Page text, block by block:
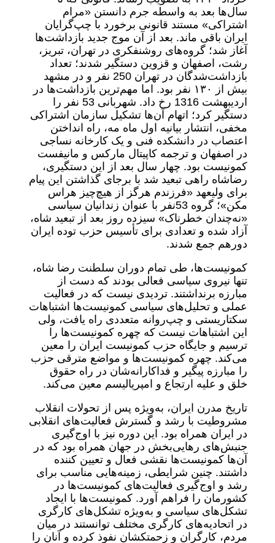
سال‌ها بعد به واسطه جرم دانستن «مرام
اشتراکی» مستند قانونی برخورد با چپ‌گرایان
ایران باقی ماند. بعد از آن موج جدید بازداشت‌ها
آغاز شد؛ گروه‌های روشنفکری در تهران، تبریز،
رشت، اصفهان و قزوین دستگیر شدند؛ تعداد
بازداشت‌شدگان در تهران 250 نفر و در مشهد
بیش از ۱۳۰ نفر بود. اما مهم‌ترین بازداشت‌ها در
اردیبهشت 1316 رخ داد. شهربانی 53 نفر را
دستگیر کرد؛ اتهام آن‌ها تشکیل سازمان اشتراکی
مخفی، انتشار بیانیه اول ماه مه، راه انداختن
اعتصاب در دانشکده فنی و یک کارخانه نساجی
در اصفهان و ترجمه کاپیتال مارکس و مانیفست
کمونیست بود. چهار سال بعد از این دستگیری،
رضاشاه راهی تبعید شد با برجای گذاشتن این پیام
برای ولیعهد «فرزندم هرگز از هیچ‌چیز هراس
مکن»؛ گروه 53‌نفر با عنوان زندانیان سیاسی
«نه‌چندان خطرناک» سیزده روز بعد از تبعید شاه،
آزاد شده و تعدادی برای تأسیس حزب توده ایران
دورهم جمع شدند.
کمونیست‌ها، طی تمام دوران سلطنت رضا شاه،
تنها نیروی سیاسی فعالی بودند که دست از
مبارزه برنداشتند. تردیدی نیست که در فعالیت
عملی و تحلیل‌های سیاسی کمونیست‌ها اشتباهات
سکتاریستی و چپ‌روانه متعددی راه یافت، ولی
این اشتباهات نیست که چهره کمونیست‌ها را
ترسیم و جایگاه حزب کمونیست ایران را معین
می‌کند. چهره کمونیست‌ها و مواضع مترقی حزب
را مبارزه پیگیر و فداکارانه‌شان در راه حقوق
خلق و علیه ارتجاع و امپریالیسم معین می‌کند.
تاریخ مدرن ایران، به‌ویژه پس از تحولات انقلاب
مشروطیت با رشد و گسترش فعالیت‌های انقلابی
در ایران همراه بود. این دوره نیز با اوج‌گیری
جنبش‌های رهایی‌بخش در جهان همراه بود که در
آن‌ها کمونیست‌ها نقشی فعال و تعیین کننده‌
داشتند. چنین شرایطی، زمینه‌هایی مناسب برای
رشد و اوج‌گیری فعالیت‌های کمونیست‌ها در
کشورمان را فراهم آورد. کمونیست‌ها با ایجاد
تشکل‌های سیاسی و به‌ویژه تشکل‌های کارگری
در اتحادیه‌های کارگری مختلف توانستند در میان
مردم، کارگران و زحمتکشان نفوذ کرده و آنان را